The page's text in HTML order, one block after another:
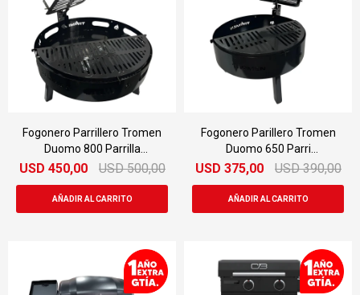
Fogonero Parrillero Tromen
Duomo 800 Parrilla
Desmontable
USD 450,00 USD 500,00
Fogonero Parillero Tromen
Duomo 650 Parri
Desmontable
USD 375,00 USD 390,00